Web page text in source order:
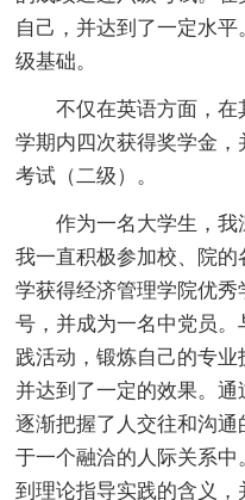
自己，并达到了一定水
级基础。
不仅在英语方面，
学期内四次获得奖学金
考试（二级）。
作为一名大学生，
我一直积极参加校、院
学获得经济管理学院优
号，并成为一名中党员
践活动，锻炼自己的专业
并达到了一定的效果。
逐渐把握了人交往和沟
于一个融洽的人际关系
到理论指导实践的含义